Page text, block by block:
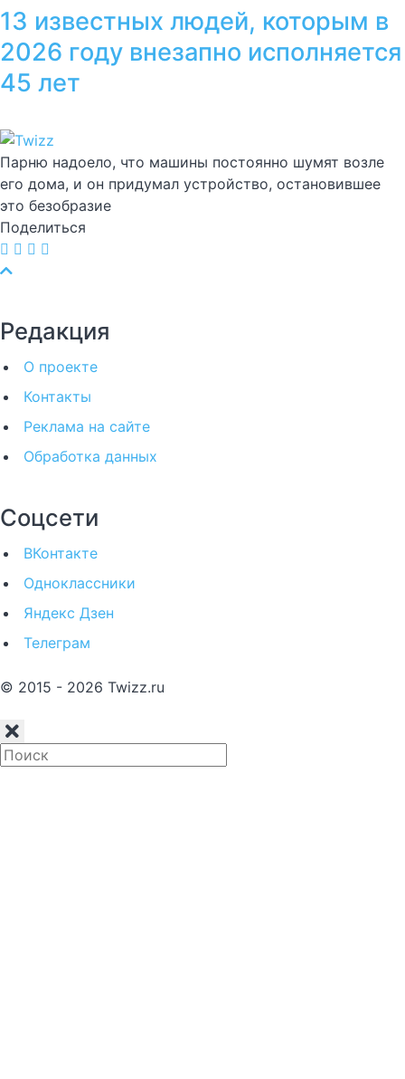
13 известных людей, которым в
2026 году внезапно исполняется
45 лет
Парню надоело, что машины постоянно шумят возле
его дома, и он придумал устройство, остановившее
это безобразие
Поделиться
Редакция
О проекте
Контакты
Реклама на сайте
Обработка данных
Соцсети
ВКонтакте
Одноклассники
Яндекс Дзен
Телеграм
© 2015 - 2026 Twizz.ru